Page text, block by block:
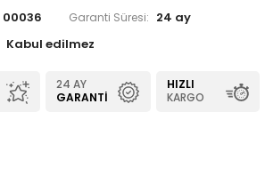
00036 Garanti Süresi: 24 ay
24 AY
GARANTI
HIZLI
KARGO